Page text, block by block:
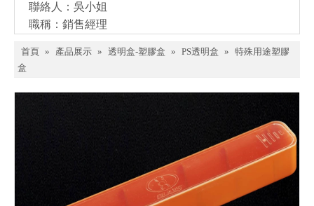
聯絡人：吳小姐
職稱：銷售經理
首頁 » 產品展示 » 透明盒-塑膠盒 » PS透明盒 » 特殊用途塑膠
盒